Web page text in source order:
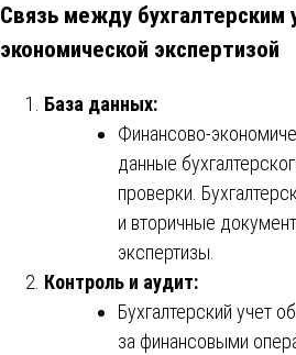
Связь между бухгалтерским
экономической экспертизой
База данных:
Финансово-
данные
проверки.
и вторичные
экспертизы.
Контроль и аудит:
Бухгалтерский учет
за финансовыми